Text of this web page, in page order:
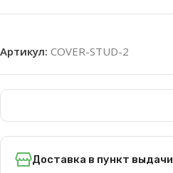
Артикул: COVER-STUD-2
Доставка в пункт выдачи